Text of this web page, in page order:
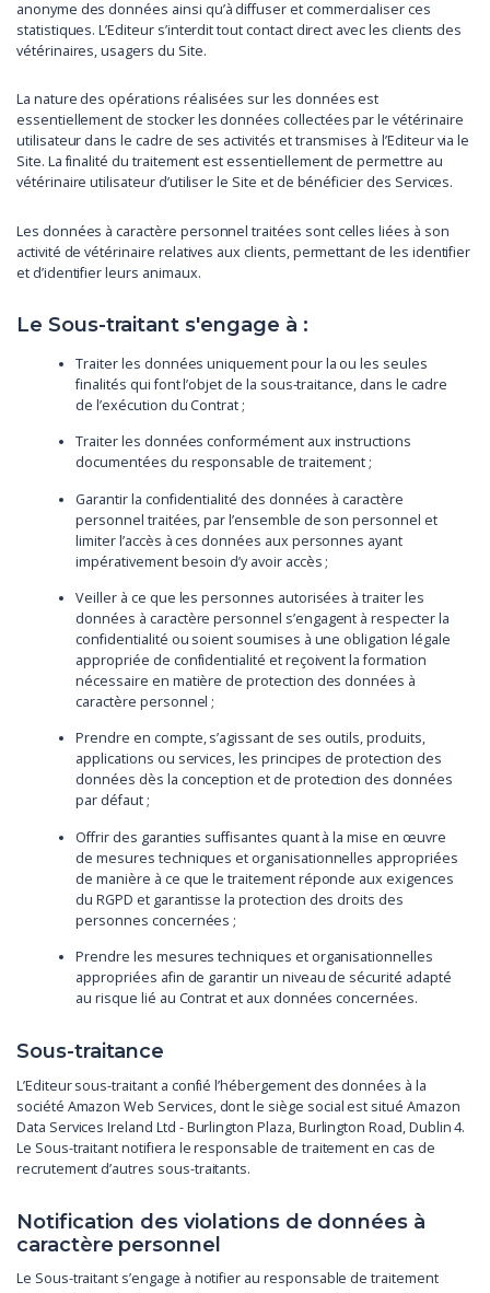
anonyme des données ainsi qu’à diffuser et commercialiser ces
statistiques. L’Editeur s’interdit tout contact direct avec les clients des
vétérinaires, usagers du Site.
La nature des opérations réalisées sur les données est
essentiellement de stocker les données collectées par le vétérinaire
utilisateur dans le cadre de ses activités et transmises à l’Editeur via le
Site. La finalité du traitement est essentiellement de permettre au
vétérinaire utilisateur d’utiliser le Site et de bénéficier des Services.
Les données à caractère personnel traitées sont celles liées à son
activité de vétérinaire relatives aux clients, permettant de les identifier
et d’identifier leurs animaux.
Le Sous-traitant s'engage à :
Traiter les données uniquement pour la ou les seules
finalités qui font l’objet de la sous-traitance, dans le cadre
de l’exécution du Contrat ;
Traiter les données conformément aux instructions
documentées du responsable de traitement ;
Garantir la confidentialité des données à caractère
personnel traitées, par l’ensemble de son personnel et
limiter l’accès à ces données aux personnes ayant
impérativement besoin d’y avoir accès ;
Veiller à ce que les personnes autorisées à traiter les
données à caractère personnel s’engagent à respecter la
confidentialité ou soient soumises à une obligation légale
appropriée de confidentialité et reçoivent la formation
nécessaire en matière de protection des données à
caractère personnel ;
Prendre en compte, s’agissant de ses outils, produits,
applications ou services, les principes de protection des
données dès la conception et de protection des données
par défaut ;
Offrir des garanties suffisantes quant à la mise en œuvre
de mesures techniques et organisationnelles appropriées
de manière à ce que le traitement réponde aux exigences
du RGPD et garantisse la protection des droits des
personnes concernées ;
Prendre les mesures techniques et organisationnelles
appropriées afin de garantir un niveau de sécurité adapté
au risque lié au Contrat et aux données concernées.
Sous-traitance
L’Editeur sous-traitant a confié l’hébergement des données à la
société Amazon Web Services, dont le siège social est situé Amazon
Data Services Ireland Ltd - Burlington Plaza, Burlington Road, Dublin 4.
Le Sous-traitant notifiera le responsable de traitement en cas de
recrutement d’autres sous-traitants.
Notification des violations de données à
caractère personnel
Le Sous-traitant s’engage à notifier au responsable de traitement